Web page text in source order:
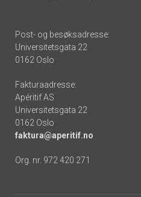
Post- og besøksadresse:
Universitetsgata 22
0162 Oslo
Fakturaadresse:
Apéritif AS
Universitetsgata 22
0162 Oslo
faktura@aperitif.no
Org. nr. 972 420 271